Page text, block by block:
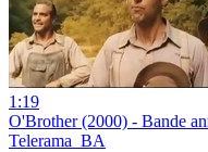
1:19
O'Brother (2000) - Bande
Telerama_BA